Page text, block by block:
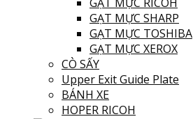
GẠT MỰC SHARP
GẠT MỰC TOSHIBA
GẠT MỰC XEROX
CÒ SẤY
Upper Exit Guide Plate
BÁNH XE
HOPER RICOH